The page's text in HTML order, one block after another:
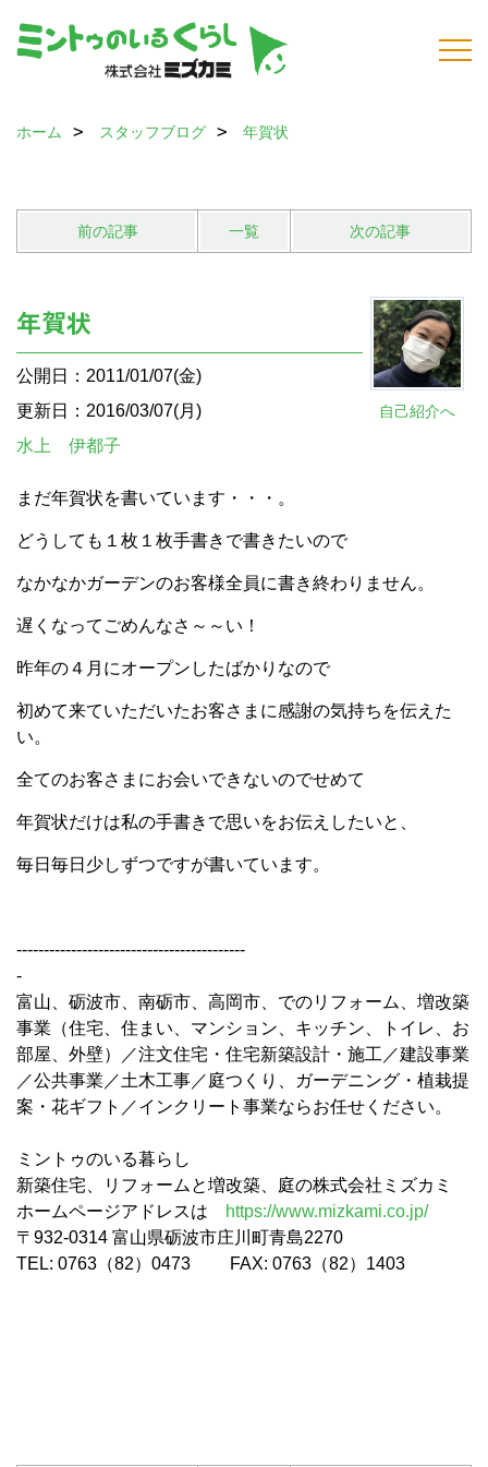
ホーム スタッフブログ 年賀状
前の記事 一覧 次の記事
自己紹介へ
年賀状
公開日：2011/01/07(金)
更新日：2016/03/07(月)
水上 伊都子
まだ年賀状を書いています・・・。
どうしても１枚１枚手書きで書きたいので
なかなかガーデンのお客様全員に書き終わりません。
遅くなってごめんなさ～～い！
昨年の４月にオープンしたばかりなので
初めて来ていただいたお客さまに感謝の気持ちを伝えた
い。
全てのお客さまにお会いできないのでせめて
年賀状だけは私の手書きで思いをお伝えしたいと、
毎日毎日少しずつですが書いています。
------------------------------------------
-
富山、砺波市、南砺市、高岡市、でのリフォーム、増改築
事業（住宅、住まい、マンション、キッチン、トイレ、お
部屋、外壁）／注文住宅・住宅新築設計・施工／建設事業
／公共事業／土木工事／庭つくり、ガーデニング・植栽提
案・花ギフト／インクリート事業ならお任せください。
ミントゥのいる暮らし
新築住宅、リフォームと増改築、庭の株式会社ミズカミ
ホームページアドレスは
https://www.mizkami.co.jp/
〒932-0314 富山県砺波市庄川町青島2270
TEL: 0763（82）0473 FAX: 0763（82）1403